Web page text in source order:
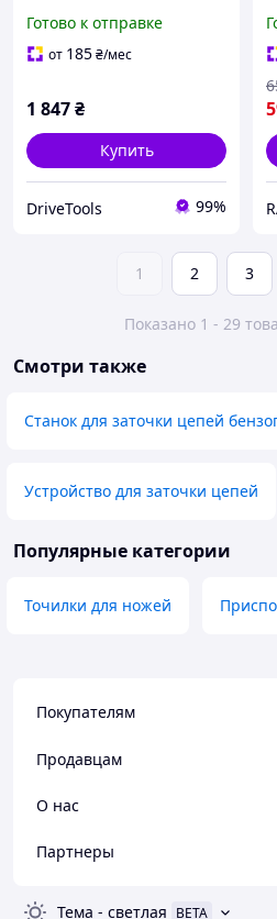
Станок для обострения
цепи бензопилы и
Готово к отправке
от 185₴/мес
1 847₴
Купить
DriveTools 99%
1 2 3
Показано 1 - 29
Смотри также
Станок для заточки цепей
Устройство для заточки цепей
Популярные категории
Точилки для ножей
Покупателям
Продавцам
О нас
Партнеры
Тема - светлая BETA